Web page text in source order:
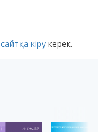
сайтқа кіру керек.